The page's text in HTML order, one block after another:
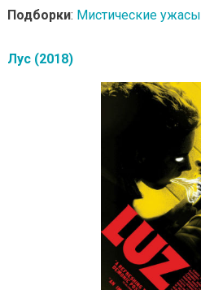
Подборки: Мистические ужасы
Лус (2018)